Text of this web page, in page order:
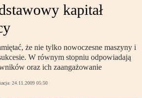
kapitał
że nie tylko nowoczesne maszyny i
W równym stopniu odpowiadają
oraz ich zaangażowanie
24.11.2009 05:50